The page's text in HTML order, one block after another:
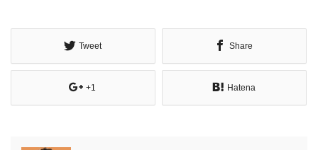
Tweet Share
+1 Hatena